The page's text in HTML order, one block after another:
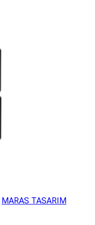
MARAS TASARIM